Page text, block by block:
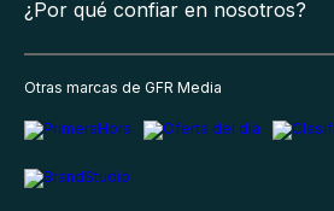
¿Por qué confiar en nosotros?
Otras marcas de GFR Media